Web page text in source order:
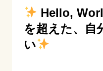
Hello,
を超えた、自
い